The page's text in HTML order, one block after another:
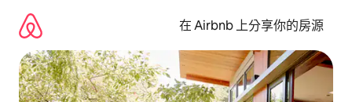
在 Airbnb 上分享你的房源